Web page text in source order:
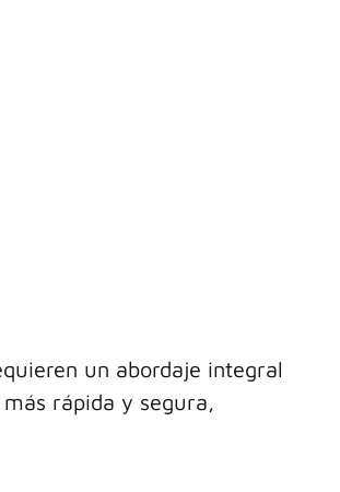
un abordaje integral
rápida y segura,